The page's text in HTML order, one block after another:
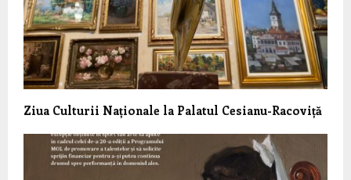
Ziua Culturii Naționale la Palatul Cesianu-Racoviță